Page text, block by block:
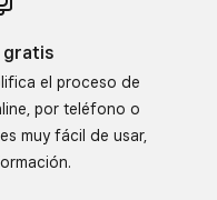
gratis
el proceso de
por teléfono o
muy fácil de usar,